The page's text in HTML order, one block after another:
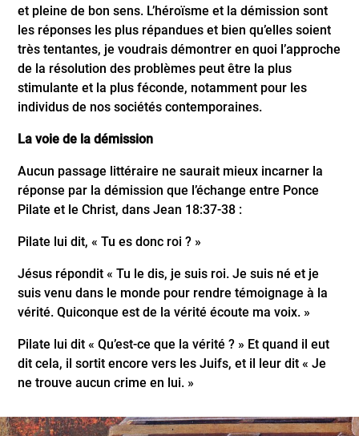
et pleine de bon sens. L’héroïsme et la démission sont
les réponses les plus répandues et bien qu’elles soient
très tentantes, je voudrais démontrer en quoi l’approche
de la résolution des problèmes peut être la plus
stimulante et la plus féconde, notamment pour les
individus de nos sociétés contemporaines.
La voie de la démission
Aucun passage littéraire ne saurait mieux incarner la
réponse par la démission que l’échange entre Ponce
Pilate et le Christ, dans Jean 18:37-38 :
Pilate lui dit, « Tu es donc roi ? »
Jésus répondit « Tu le dis, je suis roi. Je suis né et je
suis venu dans le monde pour rendre témoignage à la
vérité. Quiconque est de la vérité écoute ma voix. »
Pilate lui dit « Qu’est-ce que la vérité ? » Et quand il eut
dit cela, il sortit encore vers les Juifs, et il leur dit « Je
ne trouve aucun crime en lui. »